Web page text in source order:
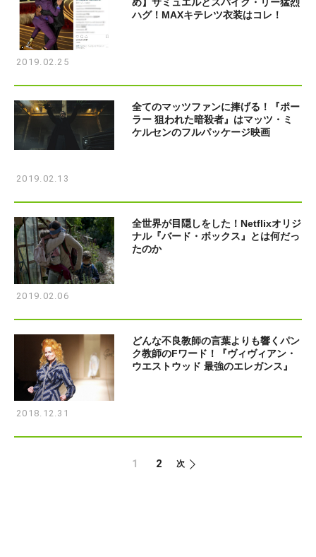
ハグ！MAXキテレツ衣装はコレ！
2019.02.25
全てのマッツファンに捧げる！『ポー
ラー 狙われた暗殺者』はマッツ・ミ
ケルセンのフルパッケージ映画
2019.02.13
全世界が目隠しをした！Netflixオリジ
ナル『バード・ボックス』とは何だっ
たのか
2019.02.06
どんな不良教師の言葉よりも響くパン
ク教師のFワード！『ヴィヴィアン・
ウエストウッド 最強のエレガンス』
2018.12.31
1 2 次